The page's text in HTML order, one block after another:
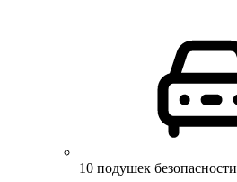
10 подушек безопасности